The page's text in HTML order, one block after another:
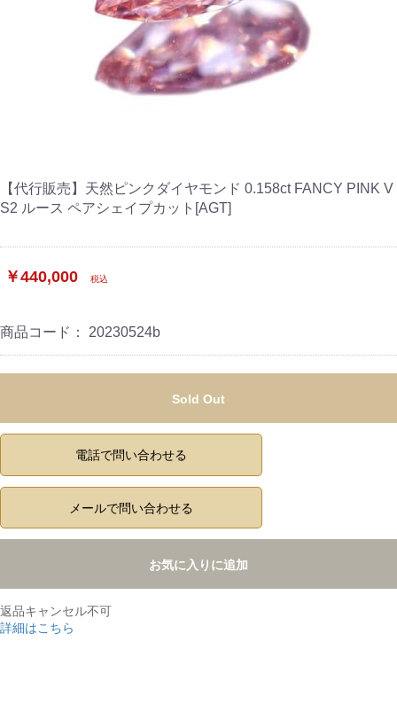
【代行販売】天然ピンクダイヤモンド 0.158ct FANCY PINK V
S2 ルース ペアシェイプカット[AGT]
￥440,000 税込
商品コード： 20230524b
Sold Out
電話で問い合わせる
メールで問い合わせる
お気に入りに追加
返品キャンセル不可
詳細はこちら